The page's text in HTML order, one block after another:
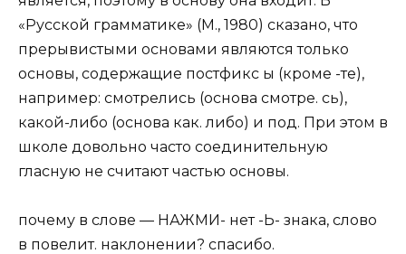
«Русской грамматике» (М., 1980) сказано, что
прерывистыми основами являются только
основы, содержащие постфикс ы (кроме -те),
например: смотрелись (основа смотре. сь),
какой-либо (основа как. либо) и под. При этом в
школе довольно часто соединительную
гласную не считают частью основы.
почему в слове — НАЖМИ- нет -Ь- знака, слово
в повелит. наклонении? спасибо.